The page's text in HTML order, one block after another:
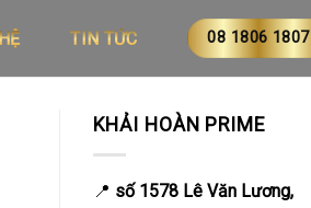
TIN TỨC 08 1806 1807
KHẢI HOÀN PRIME
📍 số 1578 Lê Văn Lương,